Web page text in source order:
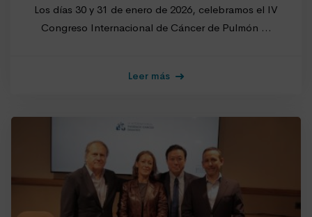
Los días 30 y 31 de enero de 2026, celebramos el IV
Congreso Internacional de Cáncer de Pulmón …
Leer más